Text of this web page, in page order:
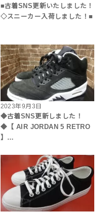
■古着SNS更新いたしました！
◇スニーカー入荷しました！■
2023年9月3日
◆古着SNS更新しました！
◆【 AIR JORDAN 5 RETRO
】…